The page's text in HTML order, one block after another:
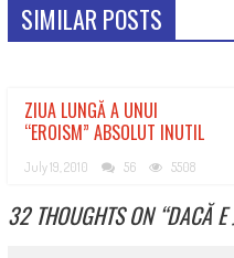
SIMILAR POSTS
ZIUA LUNGĂ A UNUI
“EROISM” ABSOLUT INUTIL
July 19, 2010 56 5508
32 THOUGHTS ON “DACĂ